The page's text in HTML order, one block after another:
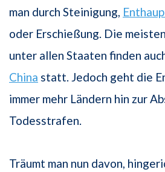
man durch Steinigung,
oder Erschießung. Die
unter allen Staaten finden
China statt. Jedoch geht die
immer mehr Ländern hin zur
Todesstrafen.
Träumt man nun davon,